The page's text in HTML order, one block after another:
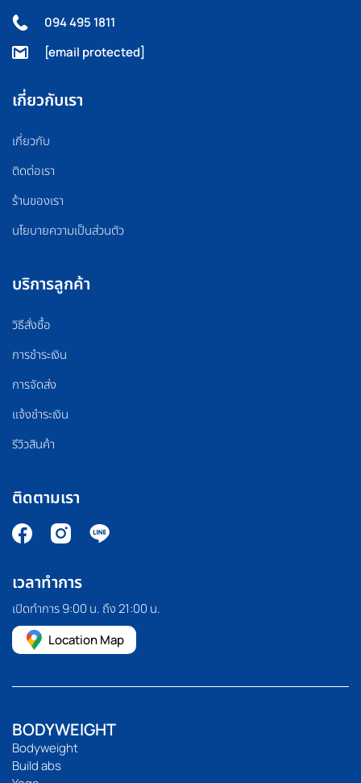
094 495 1811
[email protected]
เกี่ยวกับเรา
เกี่ยวกับ
ติดต่อเรา
ร้านของเรา
นโยบายความเป็นส่วนตัว
บริการลูกค้า
วิธีสั่งซื้อ
การชำระเงิน
การจัดส่ง
แจ้งชำระเงิน
รีวิวสินค้า
ติดตามเรา
เวลาทำการ
เปิดทำการ 9:00 น. ถึง 21:00 น.
Location Map
BODYWEIGHT
Bodyweight
Build abs